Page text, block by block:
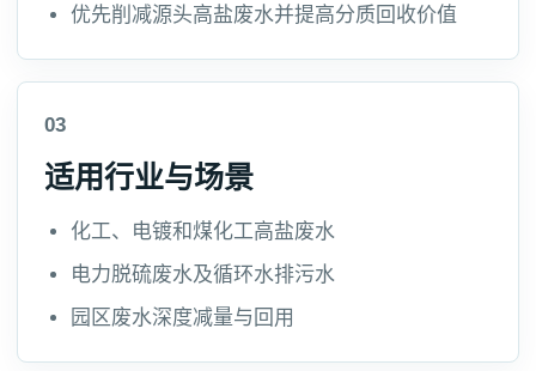
优先削减源头高盐废水并提高分质回收价值
03
适用行业与场景
化工、电镀和煤化工高盐废水
电力脱硫废水及循环水排污水
园区废水深度减量与回用